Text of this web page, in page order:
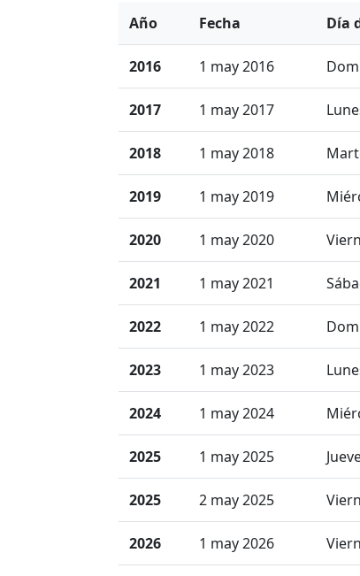
Año Fecha Día
2016 1 may 2016
2017 1 may 2017
2018 1 may 2018
2019 1 may 2019
2020 1 may 2020
2021 1 may 2021
2022 1 may 2022
2023 1 may 2023
2024 1 may 2024
2025 1 may 2025
2025 2 may 2025
2026 1 may 2026